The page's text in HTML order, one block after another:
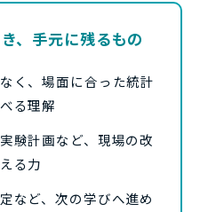
、手元に残るもの
く、場面に合った統計
る理解
験計画など、現場の改
る力
など、次の学びへ進め